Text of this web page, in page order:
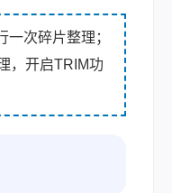
一次碎片整理；
，开启TRIM功